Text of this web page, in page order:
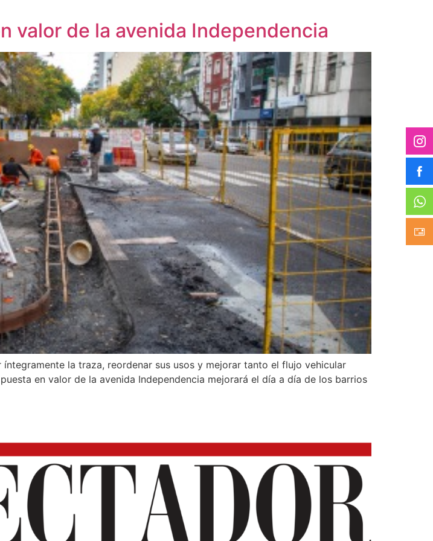
valor de la avenida Independencia
la traza, reordenar sus usos y mejorar tanto el flujo vehicular
en valor de la avenida Independencia mejorará el día a día de los barrios